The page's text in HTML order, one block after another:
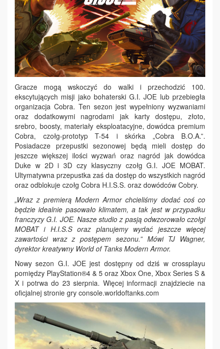
Gracze mogą wskoczyć do walki i przechodzić 100.
ekscytujących misji jako bohaterski G.I. JOE lub przebiegła
organizacja Cobra. Ten sezon jest wypełniony wyzwaniami
oraz dodatkowymi nagrodami jak karty dostępu, złoto,
srebro, boosty, materiały eksploatacyjne, dowódca premium
Cobra, czołg-prototyp T-54 i skórka „Cobra B.O.A.”.
Posiadacze przepustki sezonowej będą mieli dostęp do
jeszcze większej ilości wyzwań oraz nagród jak dowódca
Duke w 2D i 3D czy klasyczny czołg G.I. JOE MOBAT.
Ultymatywna przepustka zaś da dostęp do wszystkich nagród
oraz odblokuje czołg Cobra H.I.S.S. oraz dowódców Cobry.
„Wraz z premierą Modern Armor chcieliśmy dodać coś co
będzie idealnie pasowało klimatem, a tak jest w przypadku
franczyzy G.I. JOE. Nasze studio z pasją odwzorowało czołgi
MOBAT i H.I.S.S oraz planujemy wydać jeszcze więcej
zawartości wraz z postępem sezonu.” Mówi TJ Wagner,
dyrektor kreatywny World of Tanks Modern Armor.
Nowy sezon G.I. JOE jest dostępny od dziś w crossplayu
pomiędzy PlayStation®4 & 5 oraz Xbox One, Xbox Series S &
X i potrwa do 23 sierpnia. Więcej informacji znajdziecie na
oficjalnej stronie gry console.worldoftanks.com